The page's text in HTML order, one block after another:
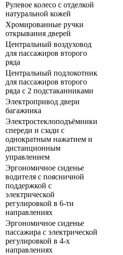
Рулевое колесо с отделкой
натуральной кожей
Хромированные ручки
открывания дверей
Центральный воздуховод
для пассажиров второго
ряда
Центральный подлокотник
для пассажиров второго
ряда с 2 подстаканниками
Электропривод двери
багажника
Электростеклоподъёмники
спереди и сзади с
однократным нажатием и
дистанционным
управлением
Эргономичное сиденье
водителя с поясничной
поддержкой с
электрической
регулировкой в 6-ти
направлениях
Эргономичное сиденье
пассажира с электрической
регулировкой в 4-х
направлениях